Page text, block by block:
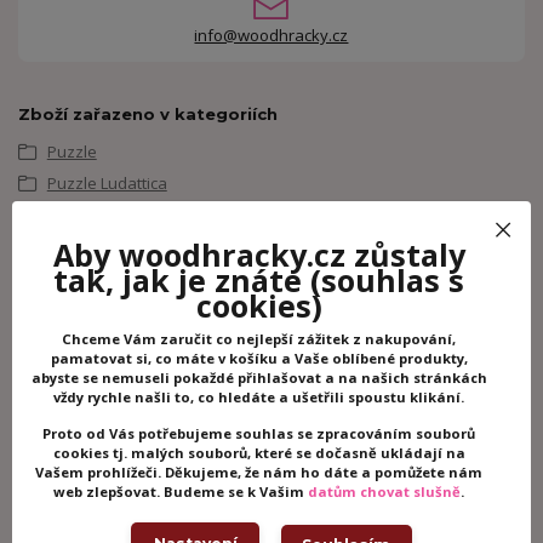
info@woodhracky.cz
Zboží zařazeno v kategoriích
Puzzle
Puzzle Ludattica
Související zboží 4
Aby woodhracky.cz zůstaly
tak, jak je znáte(souhlas s
cookies)
Chceme Vám zaručit co nejlepší zážitek z nakupování,
pamatovat si, co máte v košíku a Vaše oblíbené produkty,
abyste se nemuseli pokaždé přihlašovat a na našich stránkách
vždy rychle našli to, co hledáte a ušetřili spoustu klikání.
Proto od Vás potřebujeme souhlas se zpracováním souborů
cookies tj. malých souborů, které se dočasně ukládají na
Vašem prohlížeči. Děkujeme, že nám ho dáte a pomůžete nám
web zlepšovat. Budeme se k Vašim datům chovat slušně.